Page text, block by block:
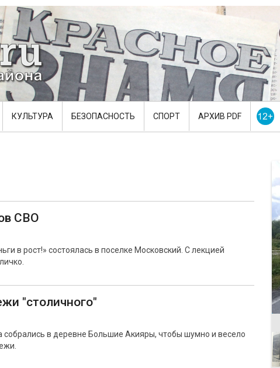
КУЛЬТУРА БЕЗОПАСНОСТЬ СПОРТ АРХИВ PDF
СВО
в рост!» состоялась в поселке Московский. С лекцией
"столичного"
собрались в деревне Большие Акияры, чтобы шумно и весело